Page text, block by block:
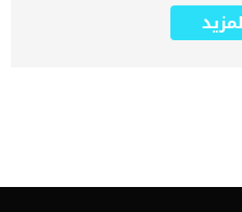
اصابة القطة بالحمى ولكن يمكن
يمكن اعتبار القطة الهادئة
الشديدة عندما لا تظهر على قطتك